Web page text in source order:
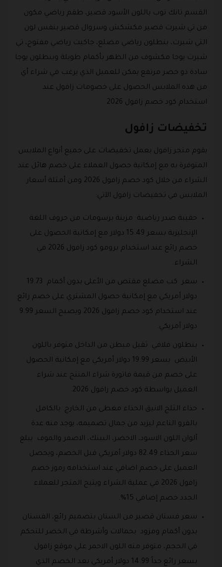
القسم تانك توب باللون الأسود قصير، طقم رياضي مكون
من تي شيرت قصير مكشكش وسروال قصير بنفس لون
التي شيرت، بنطلون رياضي مضلع، جاكيت رياضي مفتوح، تي
شيرت يوجا مكشوف من الظهر بأكمام طويلة وبنطلون يوجا
سادة ذو خصر مرتفع يمكن للعميل الذي يرغب في شراء أي
من هذه الملابس الحصول على خصومات زافول عند
استخدام كود خصم زافول 2026
تخفيضات زافول
يقوم متجر زافول بعمل تخفيضات على جميع أنواع الملابس
المتوفرة به مع إمكانية حصول العملاء على خصم هائل عند
الشراء من خلال كود خصم زافول 2026 ومن أمثلة أسعار
الملابس في تخفيضات زافول الآتي:
حقيبة صدر رياضية مزينة برسومات من حروف اللغة
الإنجليزية بسعر 15.49 دولار مع إمكانية الحصول على
خصم رائع عند استخدام برومو كود زافول 2026 في
الشراء.
سعر كب مضلع مقتص من الأعلى بدون أكمام 19.73
دولار أمريكي مع إمكانية حصول المشتري على خصم رائع
عند استخدام كود خصم زافول 2026 ويصبح السعر 9.99
دولار أمريكي.
بنطلون فلافي ثقيل مبطن من الداخل متوفر باللون
الأبيض بسعر 19.99 دولار أمريكي مع إمكانية الحصول
على خصم من قيمة فاتورة شراء المنتج عند شراء
العميل بواسطة كود خصم زافول 2026.
حذاء الثلج الانيق الحذاء مغطى من الخارج بالكامل
بالفرو الناعم ليزيد من جمال تصميمه، يوجد منه عدة
ألوان اللون الاسود، الاخضر، البينك، الاصفر والموف يبلغ
سعر الحذاء 82.49 دولار أمريكي قبل الخصم، ويحصل
العميل على خصم اضافي عند استخدامه رموز خصم
زافول 2026 في عملية الشراء ويتيح المتجر للعملاء
الجدد خصم إضافي 15%.
سعر فستان قصير من الستان بتصميم رائع، الفستان
بدون أكمام ومزود بحمالات وأشرطة في الخصر للتحكم
في الحجم، متوفر منه اللون الاحمر علي موقع زافول
بسعر رائع جداً 14.99 دولار أمريكي بعد الخصم الذي